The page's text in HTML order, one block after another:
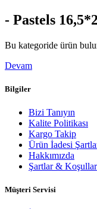
- Pastels
Bu kategoride ürün
Devam
Bilgiler
Bizi Tanıyın
Kalite Politikası
Kargo Takip
Ürün İadesi
Hakkımızda
Şartlar & Koşullar
Müşteri Servisi